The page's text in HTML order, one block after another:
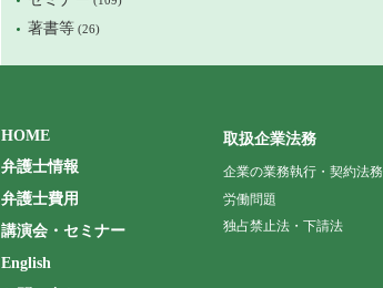
著書等 (26)
HOME
弁護士情報
弁護士費用
講演会・セミナー
English
取扱企業法務
企業の業務執行・契約法務
労働問題
独占禁止法・下請法